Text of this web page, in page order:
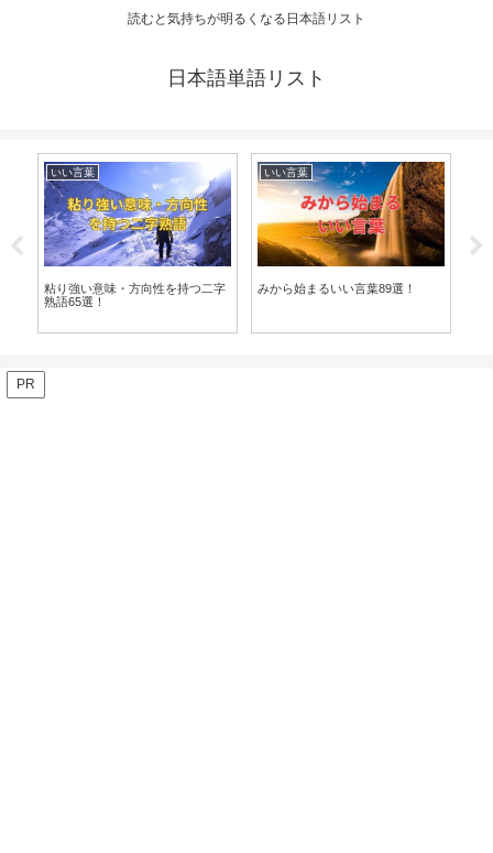
読むと気持ちが明るくなる日本語リスト
日本語単語リスト
いい言葉
粘り強い意味・方向性を持つ二字
熟語65選！
いい言葉
みから始まるいい言葉89選！
PR